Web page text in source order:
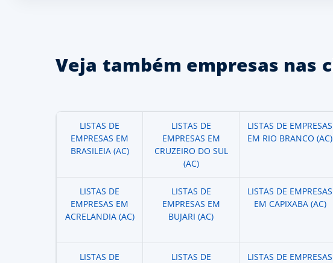
Veja também empresas nas
LISTAS DE
EMPRESAS EM
BRASILEIA (AC)
LISTAS DE
EMPRESAS EM
CRUZEIRO DO SUL
(AC)
LISTAS DE EMPRESAS
EM RIO BRANCO (AC)
LISTAS DE
EMPRESAS EM
ACRELANDIA (AC)
LISTAS DE
EMPRESAS EM
BUJARI (AC)
LISTAS DE EMPRESAS
EM CAPIXABA (AC)
LISTAS DE
LISTAS DE
LISTAS DE EMPRESAS